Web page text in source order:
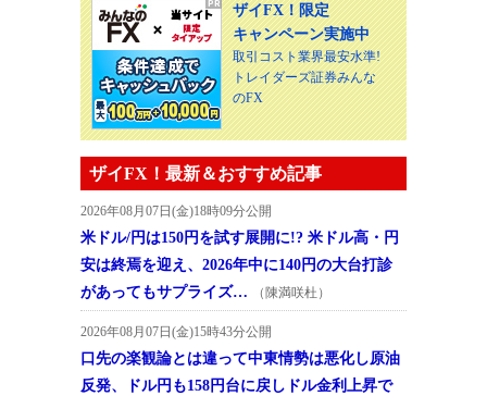
ザイFX！限定
キャンペーン実施中
取引コスト業界最安水準!
トレイダーズ証券みんな
のFX
ザイFX！最新＆おすすめ記事
2026年08月07日(金)18時09分公開
米ドル/円は150円を試す展開に!? 米ドル高・円
安は終焉を迎え、2026年中に140円の大台打診
があってもサプライズ…
（陳満咲杜）
2026年08月07日(金)15時43分公開
口先の楽観論とは違って中東情勢は悪化し原油
反発、ドル円も158円台に戻しドル金利上昇で